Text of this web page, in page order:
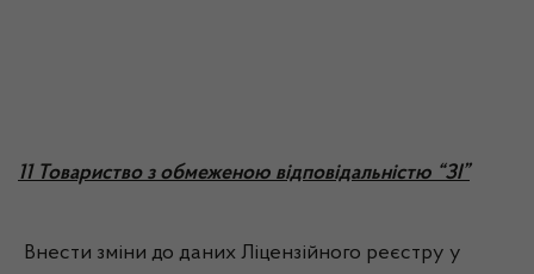
11 Товариство з обмеженою відповідальністю “ЗІ”
Внести зміни до даних Ліцензійного реєстру у